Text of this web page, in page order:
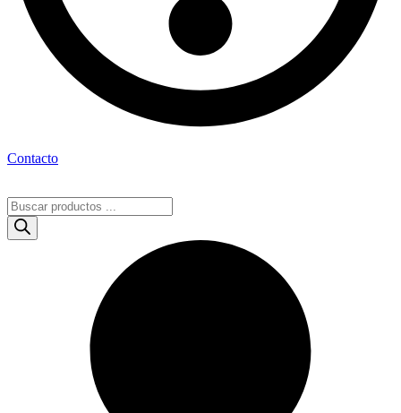
Contacto
Búsqueda
de
productos